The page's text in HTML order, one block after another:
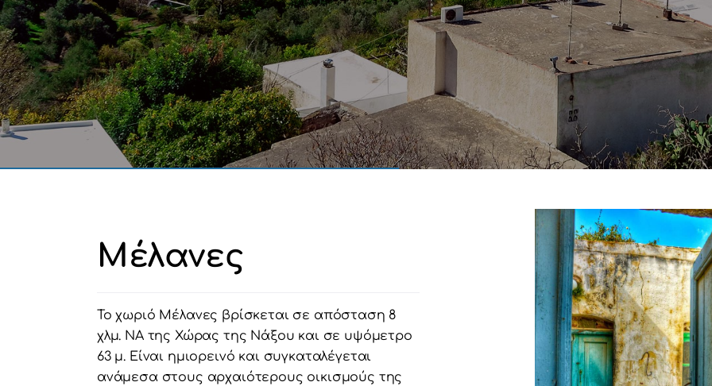
Μέλανες
Το χωριό Μέλανες βρίσκεται σε απόσταση 8
χλμ. ΝΑ της Χώρας της Νάξου και σε υψόμετρο
63 μ. Είναι ημιορεινό και συγκαταλέγεται
ανάμεσα στους αρχαιότερους οικισμούς της